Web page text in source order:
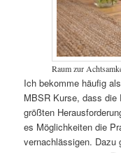
Raum zur
Ich bekomme häufig
MBSR Kurse, dass die
größten
es Möglichkeiten die
vernachlässigen. Dazu